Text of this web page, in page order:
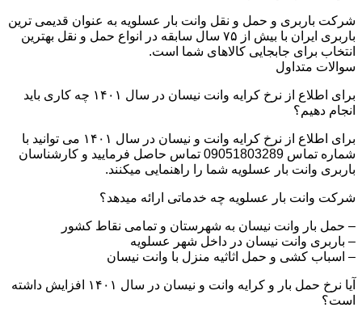
شرکت باربری و حمل و نقل وانت بار عسلویه به عنوان قدیمی ترین
باربری ایران با بیش از ۷۵ سال سابقه در انواع حمل و نقل بهترین
انتخاب برای جابجایی کالاهای شما است.
سوالات متداول
برای اطلاع از نرخ کرایه وانت نیسان در سال ۱۴۰۱ چه کاری باید
انجام دهیم؟
برای اطلاع از نرخ کرایه وانت و نیسان در سال ۱۴۰۱ می توانید با
شماره تماس 09051803289 تماس حاصل فرمایید و کارشناسان
باربری وانت بار عسلویه شما را راهنمایی میکنند.
شرکت وانت بار عسلویه چه خدماتی ارائه میدهد؟
– حمل بار وانت نیسان به شهرستان و تمامی نقاط کشور
– باربری وانت نیسان در داخل شهر عسلویه
– اسباب کشی و حمل اثاثیه منزل با وانت نیسان
آیا نرخ حمل بار و کرایه وانت و نیسان در سال ۱۴۰۱ افزایش داشته
است؟